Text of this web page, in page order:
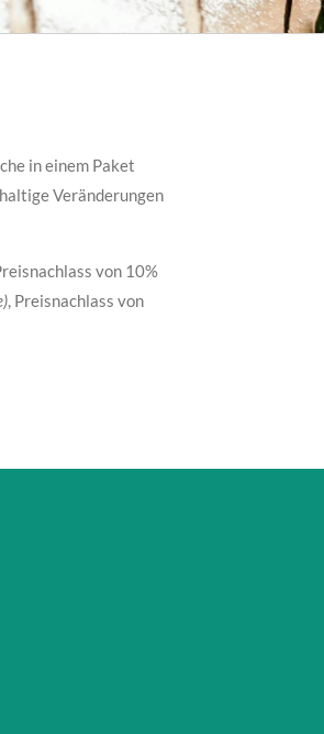
in einem Paket
Veränderungen
von 10%
, Preisnachlass von